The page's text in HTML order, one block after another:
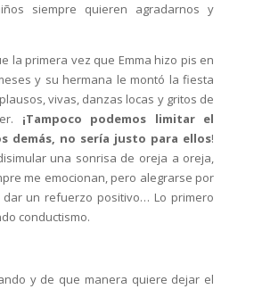
siempre quieren agradarnos y
la primera vez que Emma hizo pis en
y su hermana le montó la fiesta
vivas, danzas locas y gritos de
¡Tampoco podemos limitar el
demás, no sería justo para ellos!
una sonrisa de oreja a oreja,
me emocionan, pero alegrarse por
un refuerzo positivo… Lo primero
conductismo.
y de que manera quiere dejar el